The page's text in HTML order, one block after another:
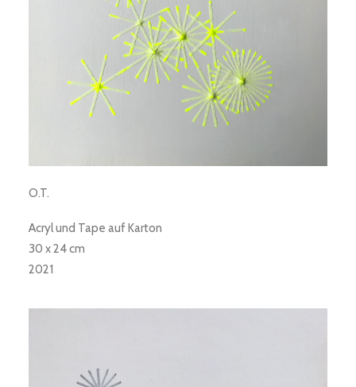
O.T.
Acryl und Tape auf Karton
30 x 24 cm
2021